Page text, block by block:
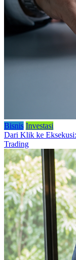
Bisnis Investasi
Dari Klik ke
Trading